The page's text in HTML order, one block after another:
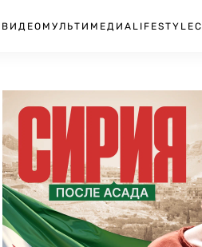
ВИДЕО МУЛЬТИМЕДИА LIFESTYLE